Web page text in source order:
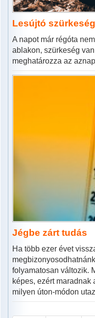
Lesújtó
A napot már régóta
ablakon, szürkeség
meghatározza az
Jégbe zárt tudás
Ha több ezer évet
folyamatosan változik.
képes, ezért maradnak
milyen úton-módon